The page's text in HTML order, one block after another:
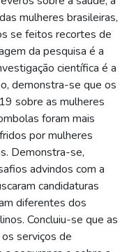
mulheres brasileiras,
se feitos recortes de
da pesquisa é a
científica é a
demonstra-se que os
sobre as mulheres
foram mais
por mulheres
Demonstra-se,
advindos com a
candidaturas
diferentes dos
Concluiu-se que as
serviços de